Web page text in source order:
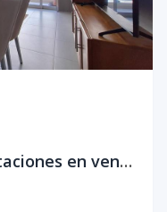
Apartamento de dos habitaciones en venta amueblado